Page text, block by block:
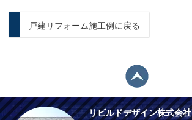
戸建リフォーム施工例に戻る
リビルドデザイン株式会社